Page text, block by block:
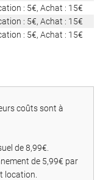
: 5€, Achat : 15€
: 5€, Achat : 15€
: 5€, Achat : 15€
coûts sont à
de 8,99€.
de 5,99€ par
location.